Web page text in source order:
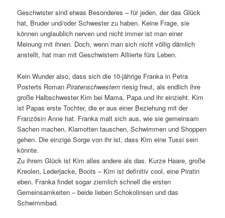
Geschwister sind etwas Besonderes – für jeden, der das Glück
hat, Bruder und/oder Schwester zu haben. Keine Frage, sie
können unglaublich nerven und nicht immer ist man einer
Meinung mit ihnen. Doch, wenn man sich nicht völlig dämlich
anstellt, hat man mit Geschwistern Alliierte fürs Leben.
Kein Wunder also, dass sich die 10-jährige Franka in Petra
Posterts RomanPiratenschwestern riesig freut, als endlich ihre
große Halbschwester Kim bei Mama, Papa und ihr einzieht. Kim
ist Papas erste Tochter, die er aus einer Beziehung mit der
Französin Anne hat. Franka malt sich aus, wie sie gemeinsam
Sachen machen, Klamotten tauschen, Schwimmen und Shoppen
gehen. Die einzige Sorge von ihr ist, dass Kim eine Tussi sein
könnte.
Zu ihrem Glück ist Kim alles andere als das. Kurze Haare, große
Kreolen, Lederjacke, Boots – Kim ist definitiv cool, eine Piratin
eben. Franka findet sogar ziemlich schnell die ersten
Gemeinsamkeiten – beide lieben Schokolinsen und das
Schwimmbad.